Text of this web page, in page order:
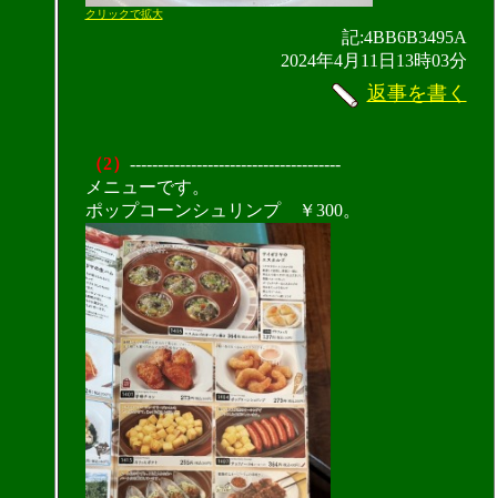
クリックで拡大
記:4BB6B3495A
2024年4月11日13時03分
返事を書く
（2） --------------------------------------
メニューです。
ポップコーンシュリンプ ￥300。